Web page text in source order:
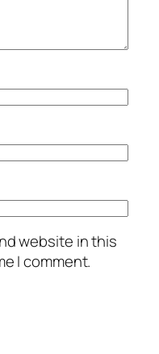
website in this
I comment.